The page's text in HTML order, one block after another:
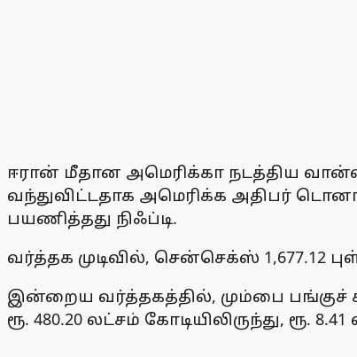
ஈரான் மீதான அமெரிக்கா நடத்திய
வந்துவிட்டதாக அமெரிக்க அதிபர்
பயணித்தது நிஃப்டி.
வர்த்தக முடிவில், சென்செக்ஸ் 1,677.12
இன்றைய வர்த்தகத்தில், மும்பை பங்குச்
ரூ. 480.20 லட்சம் கோடியிலிருந்து, ரூ.